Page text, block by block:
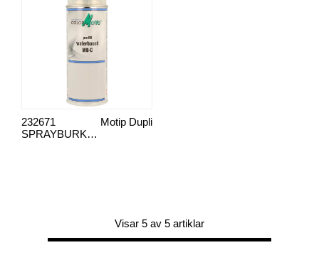
SPRAYBURK PREFILL COLORMATIC W
Motip Dupli
232671
Visar 5 av 5 artiklar